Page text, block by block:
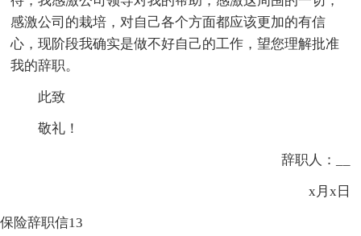
感激公司的栽培，对自己各个方面都应该更加的有信
心，现阶段我确实是做不好自己的工作，望您理解批准
我的辞职。
此致
敬礼！
辞职人：__
x月x日
保险辞职信13